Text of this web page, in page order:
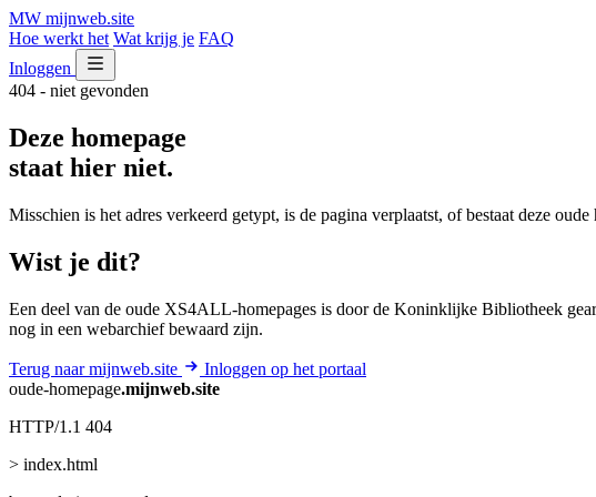
MW mijnweb.site
Hoe werkt het Wat krijg je FAQ
Inloggen
404 - niet gevonden
Deze homepage
staat hier niet.
Misschien is het adres verkeerd getypt, is de pagina verplaatst, of bestaat deze
Wist je dit?
Een deel van de oude XS4ALL-homepages is door de Koninklijke Bibliotheek
nog in een webarchief bewaard zijn.
Terug naar mijnweb.site
Inloggen op het portaal
oude-homepage.mijnweb.site
HTTP/1.1 404
> index.html